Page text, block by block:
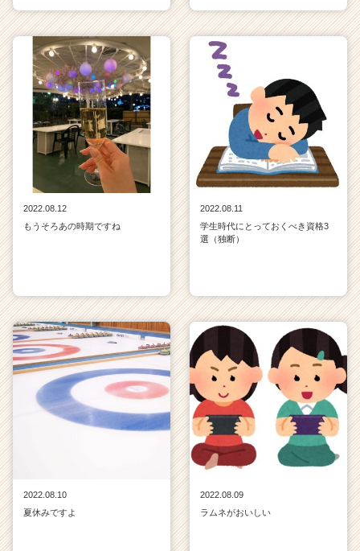
2022.08.12
もうそろあの時期ですね
2022.08.11
学生時代にとっておくべき資格3
選（独断）
2022.08.10
夏休みですよ
2022.08.09
ラムネがおいしい